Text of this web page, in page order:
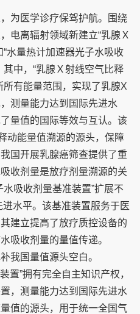
为医学诊疗保驾护航。围绕
电离辐射领域新建立“乳腺Ｘ
水量热计加速器光子水吸收
中，“乳腺Ｘ射线空气比释
所有能量范围，实现了乳腺X
测量能力达到国际先进水
量值的国际等效与互认。该
动能量值溯源的源头，保障
国开展乳腺癌筛查提供了重
收剂量是放疗剂量溯源的关
吸收剂量基准装置”扩展不
水平。该基准装置服务于医
建立提高了放疗质控设备的
吸收剂量的量值传递。
我国量值源头空白。
置”拥有完全自主知识产权，
，测量能力达到国际先进水
值的源头，用于统一全国气